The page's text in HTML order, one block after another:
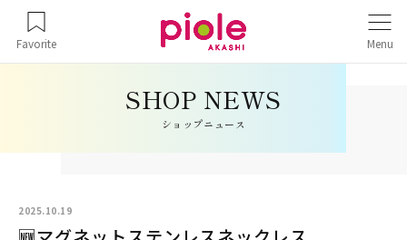
Favorite Menu
ショップニュース
2025.10.19